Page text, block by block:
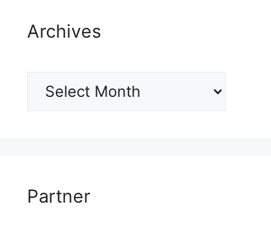
Archives
Archives
Partner